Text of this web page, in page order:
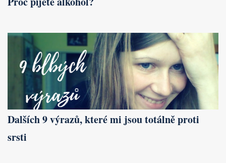
Dalších 9 výrazů, které mi jsou totálně proti
srsti